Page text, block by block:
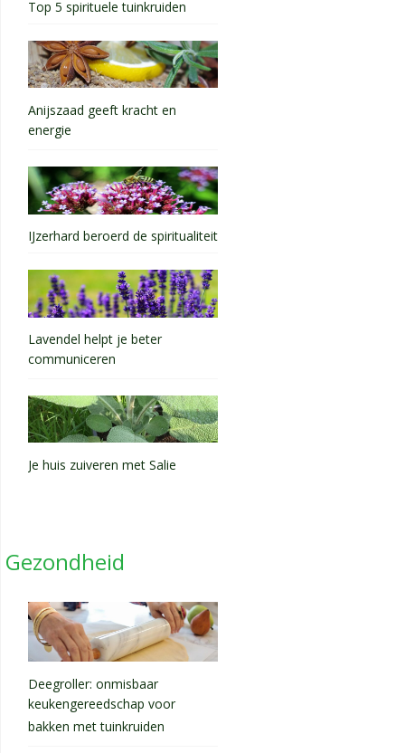
Top 5 spirituele tuinkruiden
Anijszaad geeft kracht en
energie
IJzerhard beroerd de spiritualiteit
Lavendel helpt je beter
communiceren
Je huis zuiveren met Salie
Gezondheid
Deegroller: onmisbaar
keukengereedschap voor
bakken met tuinkruiden